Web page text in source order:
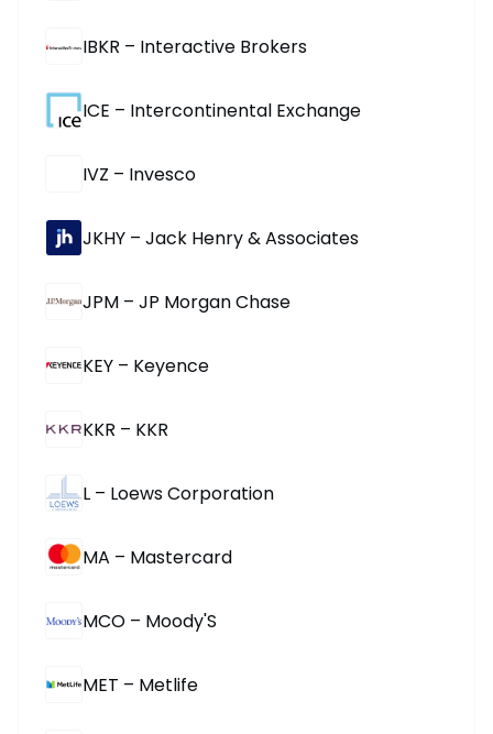
IBKR – Interactive Brokers
ICE – Intercontinental Exchange
IVZ – Invesco
JKHY – Jack Henry & Associates
JPM – JP Morgan Chase
KEY – Keyence
KKR – KKR
L – Loews Corporation
MA – Mastercard
MCO – Moody'S
MET – Metlife